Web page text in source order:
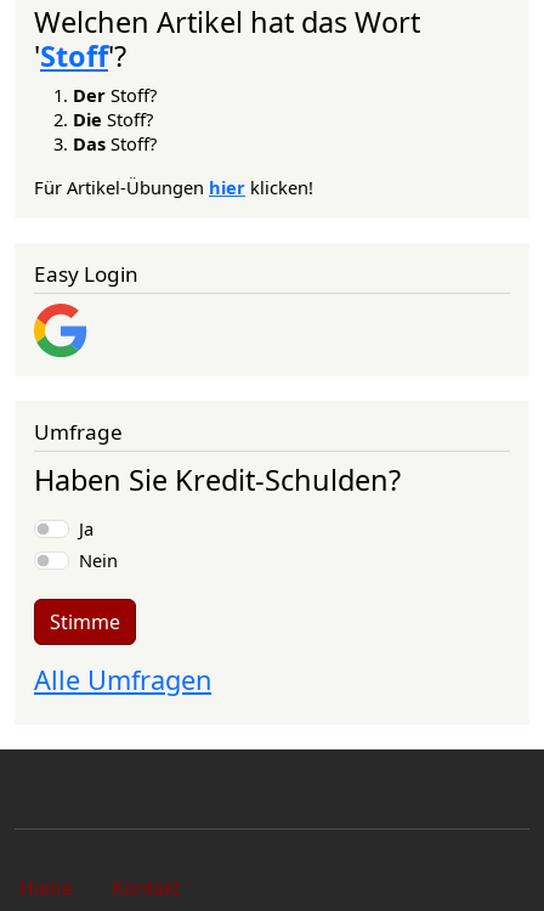
Welchen Artikel hat das Wort
'Stoff'?
Der Stoff?
Die Stoff?
Das Stoff?
Für Artikel-Übungen hier klicken!
Easy Login
Umfrage
Haben Sie Kredit-Schulden?
Auswahlmöglichkeiten
Ja
Nein
Stimme
Alle Umfragen
Sekundärlinks
Home Kontakt